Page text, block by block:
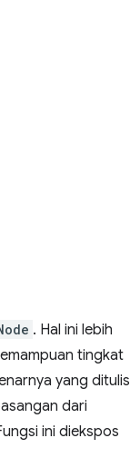
. Hal ini lebih
tingkat
yang ditulis
dari
ini diekspos